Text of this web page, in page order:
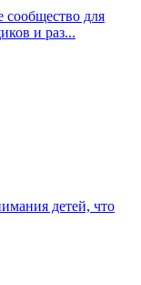
сообщество для
и раз...
детей, что